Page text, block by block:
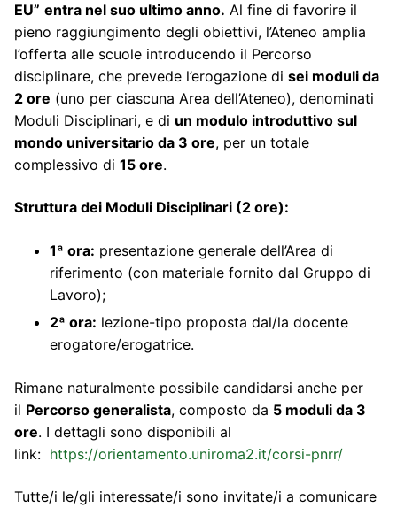
EU” entra nel suo ultimo anno. Al fine di favorire il
pieno raggiungimento degli obiettivi, l’Ateneo amplia
l’offerta alle scuole introducendo il Percorso
disciplinare, che prevede l’erogazione di sei moduli da
2 ore (uno per ciascuna Area dell’Ateneo), denominati
Moduli Disciplinari, e di un modulo introduttivo sul
mondo universitario da 3 ore, per un totale
complessivo di 15 ore.
Struttura dei Moduli Disciplinari (2 ore):
1ª ora: presentazione generale dell’Area di
riferimento (con materiale fornito dal Gruppo di
Lavoro);
2ª ora: lezione-tipo proposta dal/la docente
erogatore/erogatrice.
Rimane naturalmente possibile candidarsi anche per
il Percorso generalista, composto da 5 moduli da 3
ore. I dettagli sono disponibili al
link: https://orientamento.uniroma2.it/corsi-pnrr/
Tutte/i le/gli interessate/i sono invitate/i a comunicare